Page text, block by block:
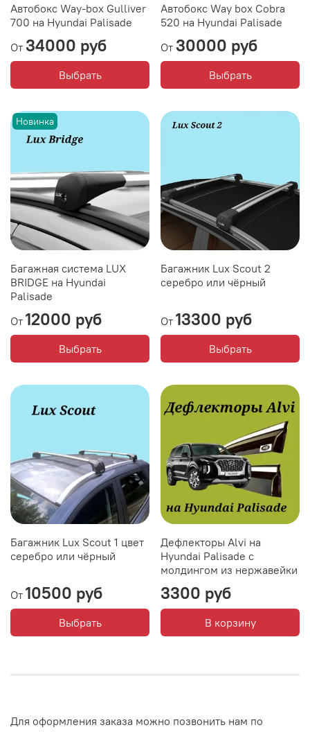
Автобокс Way-box Gulliver
700 на Hyundai Palisade
От 34000 руб
Выбрать
Автобокс Way box Cobra
520 на Hyundai Palisade
От 30000 руб
Выбрать
Новинка
Багажная система LUX
BRIDGE на Hyundai
Palisade
От 12000 руб
Выбрать
Багажник Lux Scout 2
серебро или чёрный
От 13300 руб
Выбрать
Багажник Lux Scout 1 цвет
серебро или чёрный
От 10500 руб
Выбрать
Дефлекторы Alvi на
Hyundai Palisade с
молдингом из нержавейки
3300 руб
В корзину
Для оформления заказа можно позвонить нам по